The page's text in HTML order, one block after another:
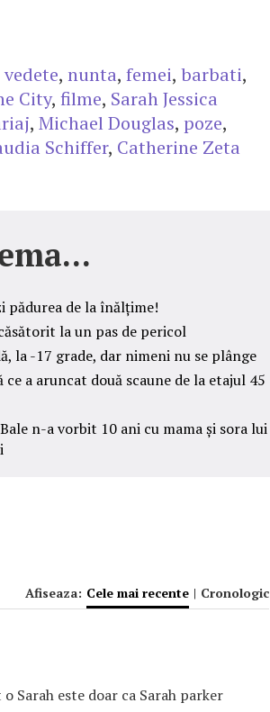
vedete, nunta, femei, barbati,
City, filme, Sarah Jessica
, Michael Douglas, poze,
Schiffer, Catherine Zeta
pădurea de la înălțime!
la un pas de pericol
la -17 grade, dar nimeni nu se plânge
a aruncat două scaune de la etajul 45
n-a vorbit 10 ani cu mama și sora lui
Afiseaza: Cele mai recente | Cronologic
Sarah este doar ca Sarah parker